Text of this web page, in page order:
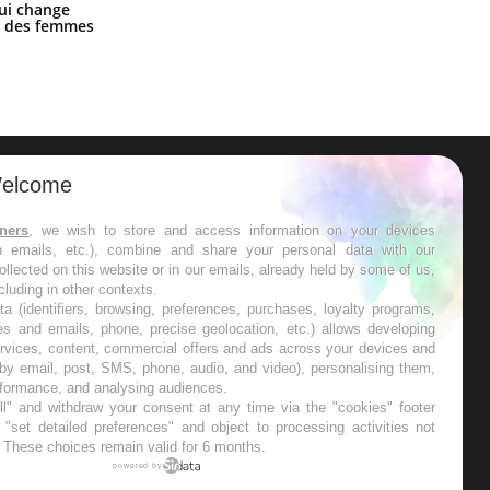
change
femmes
les semaines les meilleures
, we wish to store and access information on your devices
emails, etc.), combine and share your personal data with our
on this website or in our emails, already held by some of us,
in other contexts.
(identifiers, browsing, preferences, purchases, loyalty programs,
and emails, phone, precise geolocation, etc.) allows developing
content, commercial offers and ads across your devices and
email, post, SMS, phone, audio, and video), personalising them,
and analysing audiences.
and withdraw your consent at any time via the "cookies" footer
detailed preferences" and object to processing activities not
choices remain valid for 6 months.
powered by